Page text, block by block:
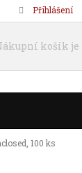
košík je
100 ks
Přihlášení